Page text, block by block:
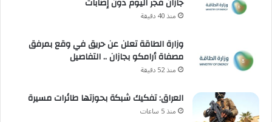
منذ 40 دقيقة
وزارة الطاقة تعلن عن حريق في وقع بمرفق
مصفاة أرامكو بجازان .. التفاصيل
منذ 52 دقيقة
العراق: تفكيك شبكة بحوزتها طائرات مسيرة
منذ 5 ساعات